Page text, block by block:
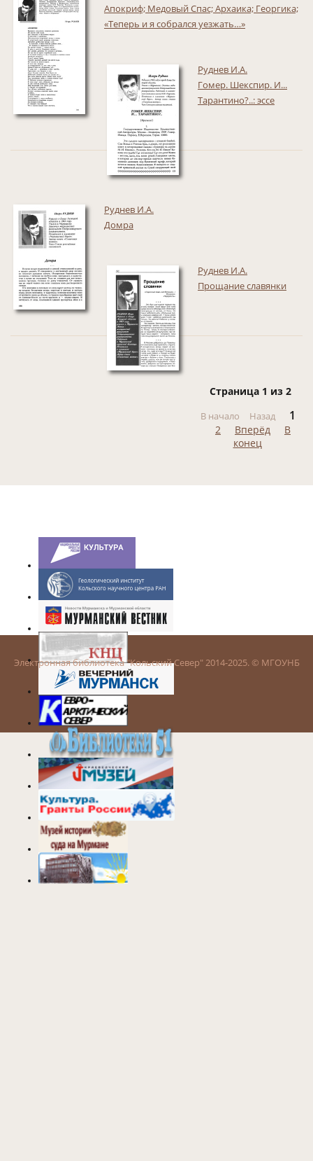
Апокриф; Медовый Спас; Архаика; Георгика;
«Теперь и я собрался уезжать…»
Руднев И.А.
Гомер. Шекспир. И...
Тарантино?..: эссе
Руднев И.А.
Домра
Руднев И.А.
Прощание славянки
Страница 1 из 2
В начало Назад 1
2 Вперёд
В
конец
Электронная библиотека "Кольский Север" 2014-2025. © МГОУНБ